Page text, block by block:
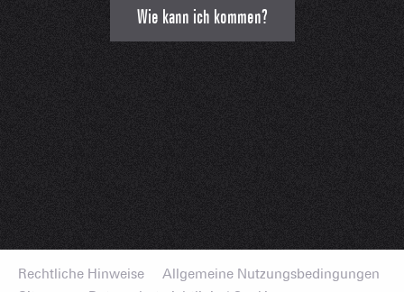
Wie kann ich kommen?
Rechtliche Hinweise
Allgemeine Nutzungsbedingungen